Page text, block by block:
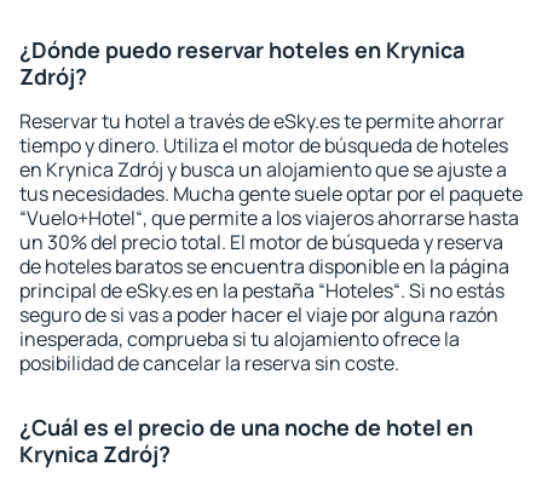
¿Dónde puedo reservar hoteles en Krynica
Zdrój?
Reservar tu hotel a través de eSky.es te permite ahorrar
tiempo y dinero. Utiliza el motor de búsqueda de hoteles
en Krynica Zdrój y busca un alojamiento que se ajuste a
tus necesidades. Mucha gente suele optar por el paquete
“Vuelo+Hotel“, que permite a los viajeros ahorrarse hasta
un 30% del precio total. El motor de búsqueda y reserva
de hoteles baratos se encuentra disponible en la página
principal de eSky.es en la pestaña “Hoteles“. Si no estás
seguro de si vas a poder hacer el viaje por alguna razón
inesperada, comprueba si tu alojamiento ofrece la
posibilidad de cancelar la reserva sin coste.
¿Cuál es el precio de una noche de hotel en
Krynica Zdrój?